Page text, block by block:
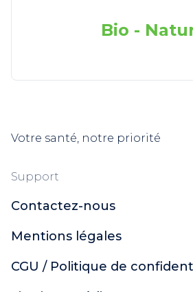
Bio -
Votre santé, notre priorité
Support
Contactez-nous
Mentions légales
CGU / Politique de